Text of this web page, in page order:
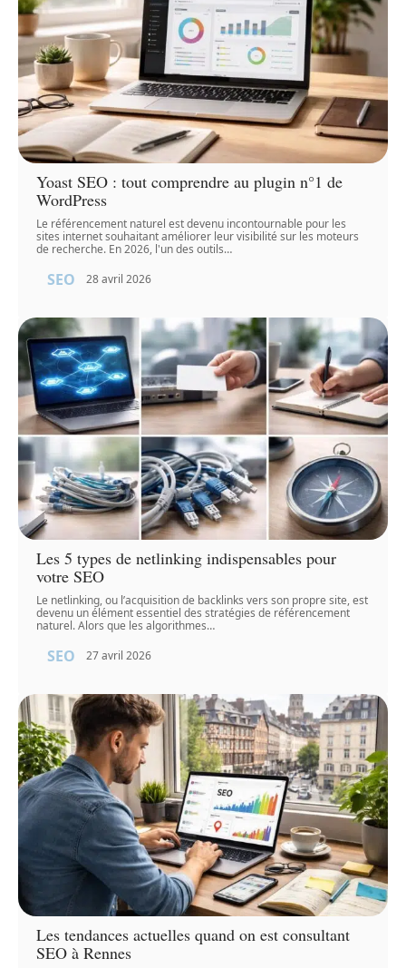
Yoast SEO : tout comprendre au plugin n°1 de
WordPress
Le référencement naturel est devenu incontournable pour les
sites internet souhaitant améliorer leur visibilité sur les moteurs
de recherche. En 2026, l'un des outils…
SEO 28 avril 2026
Les 5 types de netlinking indispensables pour
votre SEO
Le netlinking, ou l’acquisition de backlinks vers son propre site, est
devenu un élément essentiel des stratégies de référencement
naturel. Alors que les algorithmes…
SEO 27 avril 2026
Les tendances actuelles quand on est consultant
SEO à Rennes